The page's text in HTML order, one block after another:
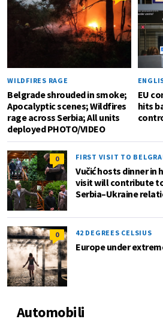
WILDFIRES RAGE
Belgrade shrouded in smoke;
Apocalyptic scenes; Wildfires
rage across Serbia; All units
deployed PHOTO/VIDEO
EU
hits
0 FIRST VISIT TO
Vučić hosts dinner in
visit will contribute
Serbia–Ukraine
0 42 DEGREES CELSIUS
Europe under
Automobili